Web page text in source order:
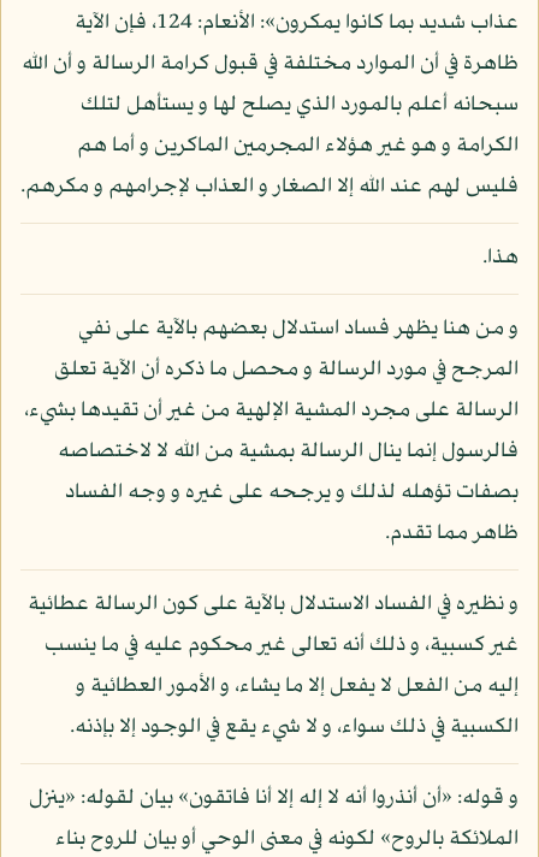
عذاب شديد بما كانوا يمكرون»: الأنعام: 124، فإن الآية
ظاهرة في أن الموارد مختلفة في قبول كرامة الرسالة و أن الله
سبحانه أعلم بالمورد الذي يصلح لها و يستأهل لتلك
الكرامة و هو غير هؤلاء المجرمين الماكرين و أما هم
فليس لهم عند الله إلا الصغار و العذاب لإجرامهم و مكرهم.
هذا.
و من هنا يظهر فساد استدلال بعضهم بالآية على نفي
المرجح في مورد الرسالة و محصل ما ذكره أن الآية تعلق
الرسالة على مجرد المشية الإلهية من غير أن تقيدها بشيء،
فالرسول إنما ينال الرسالة بمشية من الله لا لاختصاصه
بصفات تؤهله لذلك و يرجحه على غيره و وجه الفساد
ظاهر مما تقدم.
و نظيره في الفساد الاستدلال بالآية على كون الرسالة عطائية
غير كسبية، و ذلك أنه تعالى غير محكوم عليه في ما ينسب
إليه من الفعل لا يفعل إلا ما يشاء، و الأمور العطائية و
الكسبية في ذلك سواء، و لا شيء يقع في الوجود إلا بإذنه.
و قوله: «أن أنذروا أنه لا إله إلا أنا فاتقون» بيان لقوله: «ينزل
الملائكة بالروح» لكونه في معنى الوحي أو بيان للروح بناء